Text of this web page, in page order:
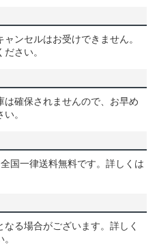
ンセルはお受けできません。
さい。
確保されませんので、お早め
。
国一律送料無料です。詳しくは
る場合がございます。詳しく